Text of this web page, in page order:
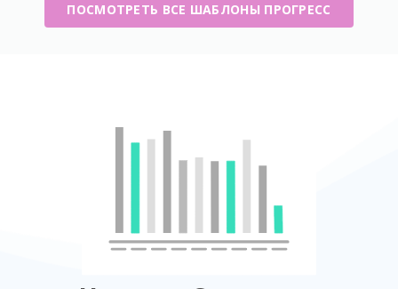
ПОСМОТРЕТЬ ВСЕ ШАБЛОНЫ ПРОГРЕСС